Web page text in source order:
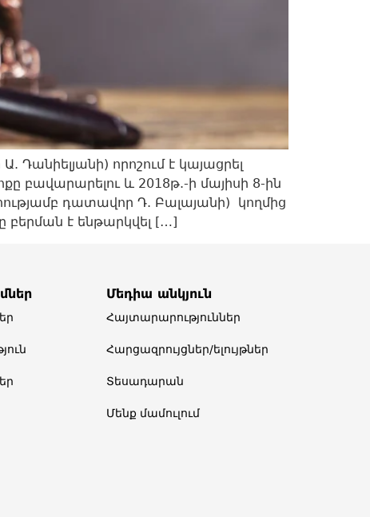
որոշում է կայացրել
բավարարելու և 2018թ.-ի մայիսի 8-ին
դատավոր Դ. Բալայանի) կողմից
բերման է ենթարկվել […]
Մեդիա անկյուն
Հայտարարություններ
Հարցազրույցներ/ելույթներ
Տեսադարան
Մենք մամուլում